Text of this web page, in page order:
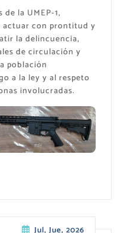
la UMEP-1,
actuar con prontitud y
la delincuencia,
de circulación y
población
a la ley y al respeto
involucradas.
Jul, Jue, 2026